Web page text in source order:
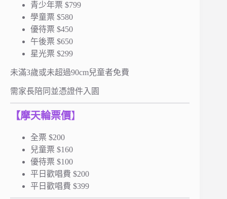
青少年票 $799
學童票 $580
優待票 $450
午後票 $650
星光票 $299
未滿3歲或未超過90cm兒童者免費
需家長陪同並憑證件入園
【摩天輪票價】
全票 $200
兒童票 $160
優待票 $100
平日歡唱費 $200
平日歡唱費 $399